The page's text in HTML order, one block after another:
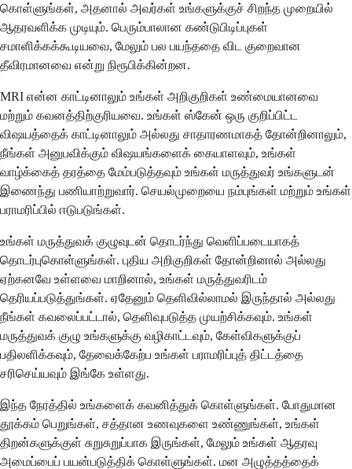
கொள்ளுங்கள், அதனால் அவர்கள் உங்களுக்குச் சிறந்த முறையில்
ஆதரவளிக்க முடியும். பெரும்பாலான கண்டுபிடிப்புகள்
சமாளிக்கக்கூடியவை, மேலும் பல பயந்ததை விட குறைவான
தீவிரமானவை என்று நிரூபிக்கின்றன.
MRI என்ன காட்டினாலும் உங்கள் அறிகுறிகள் உண்மையானவை
மற்றும் கவனத்திற்குரியவை. உங்கள் ஸ்கேன் ஒரு குறிப்பிட்ட
விஷயத்தைக் காட்டினாலும் அல்லது சாதாரணமாகத் தோன்றினாலும்,
நீங்கள் அனுபவிக்கும் விஷயங்களைக் கையாளவும், உங்கள்
வாழ்க்கைத் தரத்தை மேம்படுத்தவும் உங்கள் மருத்துவர் உங்களுடன்
இணைந்து பணியாற்றுவார். செயல்முறையை நம்புங்கள் மற்றும் உங்கள்
பராமரிப்பில் ஈடுபடுங்கள்.
உங்கள் மருத்துவக் குழுவுடன் தொடர்ந்து வெளிப்படையாகத்
தொடர்புகொள்ளுங்கள். புதிய அறிகுறிகள் தோன்றினால் அல்லது
ஏற்கனவே உள்ளவை மாறினால், உங்கள் மருத்துவரிடம்
தெரியப்படுத்துங்கள். ஏதேனும் தெளிவில்லாமல் இருந்தால் அல்லது
நீங்கள் கவலைப்பட்டால், தெளிவுபடுத்த முயற்சிக்கவும். உங்கள்
மருத்துவக் குழு உங்களுக்கு வழிகாட்டவும், கேள்விகளுக்குப்
பதிலளிக்கவும், தேவைக்கேற்ப உங்கள் பராமரிப்புத் திட்டத்தை
சரிசெய்யவும் இங்கே உள்ளது.
இந்த நேரத்தில் உங்களைக் கவனித்துக் கொள்ளுங்கள். போதுமான
தூக்கம் பெறுங்கள், சத்தான உணவுகளை உண்ணுங்கள், உங்கள்
திறன்களுக்குள் சுறுசுறுப்பாக இருங்கள், மேலும் உங்கள் ஆதரவு
அமைப்பைப் பயன்படுத்திக் கொள்ளுங்கள். மன அழுத்தத்தைக்